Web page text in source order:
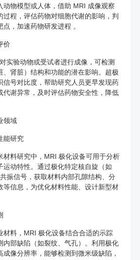
动物模型或人体，借助 MRI 成像观察
过程，评估药物对细胞代谢的影响，判
，加速药物研发进程 。
价
实验动物或受试者进行成像，可检测
、肾脏）结构和功能的潜在影响。超极
信号对比度，帮助研究人员更早发现药
代谢异常，及时评估药物安全性，降低
领域
能研究
材料研究中，MRI 极化设备可用于分析
运动特性。通过极化特定核自旋（如
共振信号，获取材料内部孔隙结构、分
等信息，为优化材料性能、设计新型材
材料，MRI 极化设备结合合适的示踪
内部缺陷（如裂纹、气孔）。利用极化
像分辨率，能够检测到微米级缺陷，